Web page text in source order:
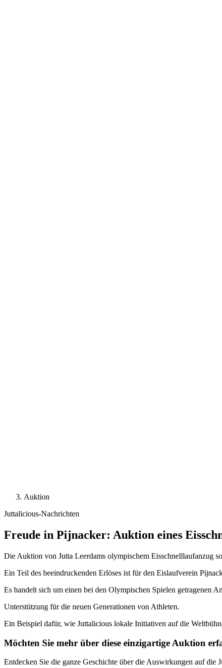
Auktion
Juttalicious-Nachrichten
Freude in Pijnacker: Auktion eines
Die Auktion von Jutta Leerdams olympischem Eisschnelllaufanzug
Ein Teil des beeindruckenden Erlöses ist für den Eislaufverein
Es handelt sich um einen bei den Olympischen Spielen
Unterstützung für die neuen Generationen von Athleten.
Ein Beispiel dafür, wie Juttalicious lokale Initiativen auf die
Möchten Sie mehr über diese einzigartige Auktion
Entdecken Sie die ganze Geschichte über die Auswirkungen auf die